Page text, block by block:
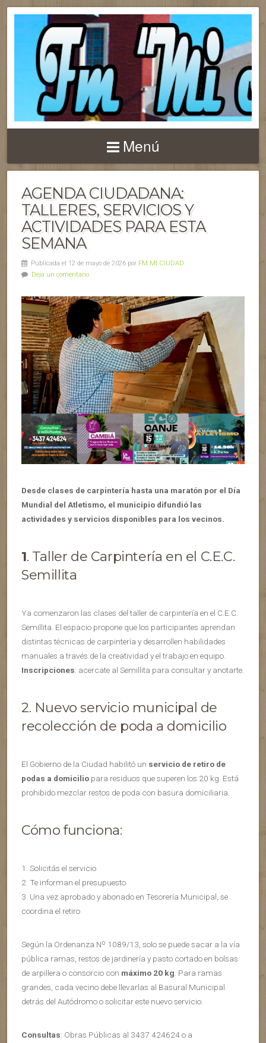
Menú
AGENDA CIUDADANA:
TALLERES, SERVICIOS Y
ACTIVIDADES PARA ESTA
SEMANA
Publicada el 12 de mayo de 2026 por FM MI CIUDAD
Deja un comentario
Desde clases de carpintería hasta una maratón por el Día
Mundial del Atletismo, el municipio difundió las
actividades y servicios disponibles para los vecinos.
1. Taller de Carpintería en el C.E.C.
Semillita
Ya comenzaron las clases del taller de carpintería en el C.E.C.
Semillita. El espacio propone que los participantes aprendan
distintas técnicas de carpintería y desarrollen habilidades
manuales a través de la creatividad y el trabajo en equipo.
Inscripciones: acercate al Semillita para consultar y anotarte.
2. Nuevo servicio municipal de
recolección de poda a domicilio
El Gobierno de la Ciudad habilitó un servicio de retiro de
podas a domicilio para residuos que superen los 20 kg. Está
prohibido mezclar restos de poda con basura domiciliaria.
Cómo funciona:
1. Solicitás el servicio
2. Te informan el presupuesto
3. Una vez aprobado y abonado en Tesorería Municipal, se
coordina el retiro
Según la Ordenanza Nº 1089/13, solo se puede sacar a la vía
pública ramas, restos de jardinería y pasto cortado en bolsas
de arpillera o consorcio con máximo 20 kg . Para ramas
grandes, cada vecino debe llevarlas al Basural Municipal
detrás del Autódromo o solicitar este nuevo servicio.
Consultas: Obras Públicas al 3437 424624 o a